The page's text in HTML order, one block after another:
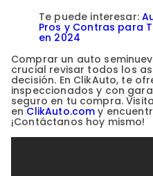
Te puede interesar:
Pros y Contras para
en 2024
Comprar un auto
crucial revisar todos los
decisión. En ClikAuto, te
inspeccionados y con
seguro en tu compra.
enClikAuto.com y
¡Contáctanos hoy mismo!